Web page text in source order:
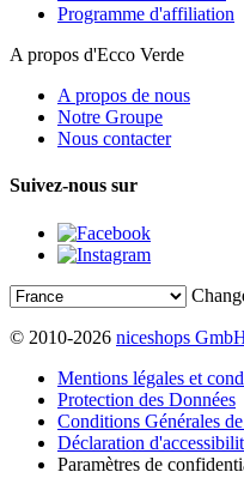
Programme d'affiliation
A propos d'Ecco Verde
A propos de nous
Notre Groupe
Nous contacter
Suivez-nous sur
© 2010-2026 niceshops
Mentions légales et
Protection des Données
Conditions Générales
Déclaration
Paramètres de